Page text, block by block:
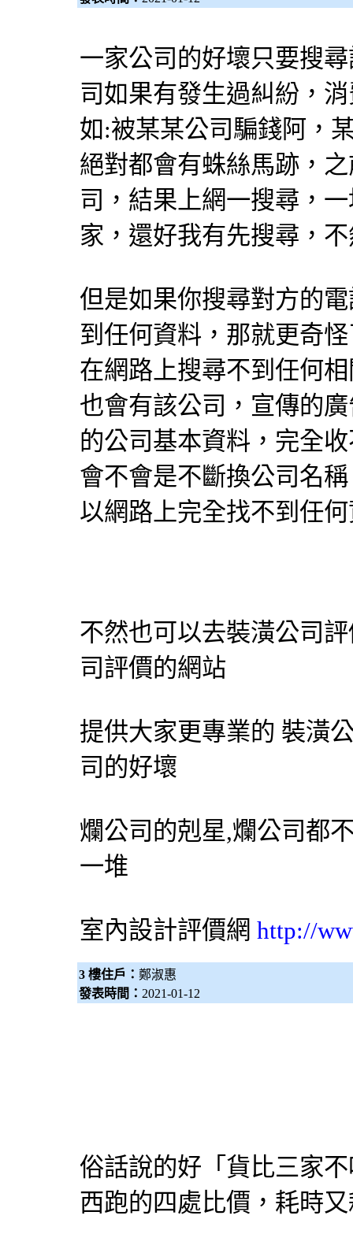
一家公司的好壞只要搜
司如果有發生過糾紛，
如:被某某公司騙錢阿，
絕對都會有蛛絲馬跡，
司，結果上網一搜尋，
家，還好我有先搜尋，
但是如果你搜尋對方的
到任何資料，那就更奇
在網路上搜尋不到任何
也會有該公司，宣傳的
的公司基本資料，完全
會不會是不斷換公司名
以網路上完全找不到任
不然也可以去裝潢公司
司評價的網站
提供大家更專業的 裝潢
司的好壞
爛公司的剋星,爛公司都
一堆
室內設計評價網 http://
3 樓住戶： 鄭淑惠
發表時間： 2021-01-12
俗話說的好「貨比三家
西跑的四處比價，耗時